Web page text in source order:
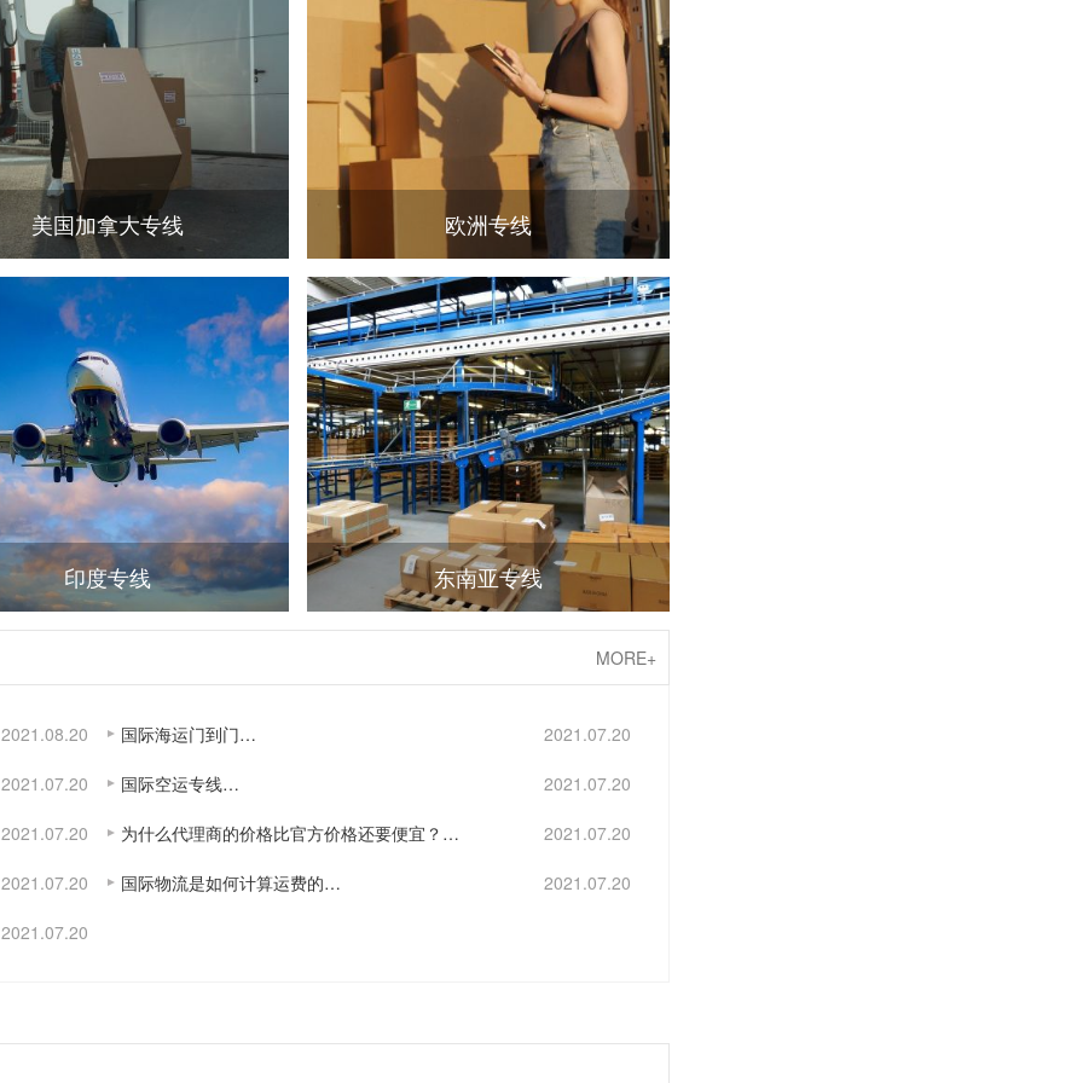
美国加拿大专线 欧洲专线
印度专线 东南亚专线
MORE+
2021.08.20 国际海运门到门… 2021.07.20
2021.07.20 国际空运专线… 2021.07.20
2021.07.20 为什么代理商的价格比官方价格还要便宜？… 2021.07.20
2021.07.20 国际物流是如何计算运费的… 2021.07.20
2021.07.20